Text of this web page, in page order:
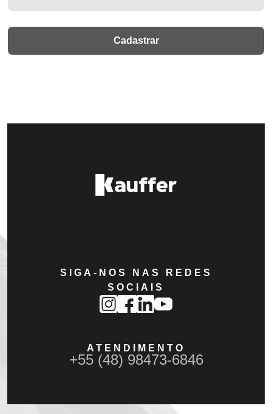
SIGA-NOS NAS REDES
SOCIAIS
ATENDIMENTO
+55 (48) 98473-6846